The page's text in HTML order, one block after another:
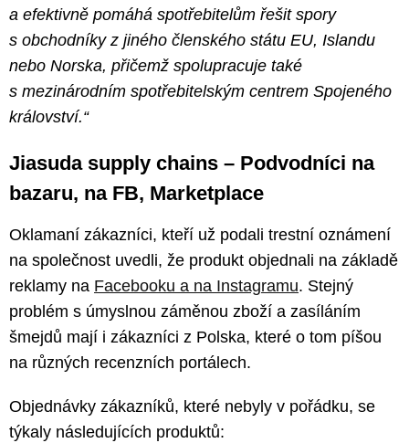
a efektivně pomáhá spotřebitelům řešit spory
s obchodníky z jiného členského státu EU, Islandu
nebo Norska, přičemž spolupracuje také
s mezinárodním spotřebitelským centrem Spojeného
království.“
Jiasuda supply chains – Podvodníci na
bazaru, na FB, Marketplace
Oklamaní zákazníci, kteří už podali trestní oznámení
na společnost uvedli, že produkt objednali na základě
reklamy na Facebooku a na Instagramu. Stejný
problém s úmyslnou záměnou zboží a zasíláním
šmejdů mají i zákazníci z Polska, které o tom píšou
na různých recenzních portálech.
Objednávky zákazníků, které nebyly v pořádku, se
týkaly následujících produktů: